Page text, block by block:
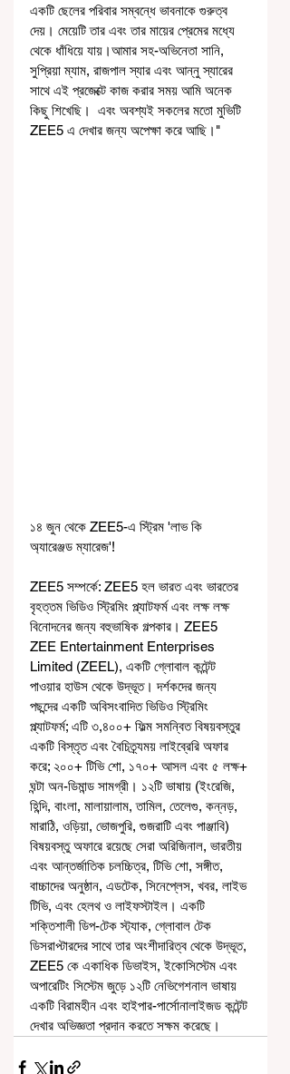
একটি ছেলের পরিবার সম্বন্ধে ভাবনাকে গুরুত্ব
দেয়। মেয়েটি তার এবং তার মায়ের প্রেমের মধ্যে
থেকে ধাঁধিয়ে যায়।আমার সহ-অভিনেতা সানি,
সুপ্রিয়া ম্যাম, রাজপাল স্যার এবং আন্নু স্যারের
সাথে এই প্রজেক্টে কাজ করার সময় আমি অনেক
কিছু শিখেছি।  এবং অবশ্যই সকলের মতো মুভিটি
ZEE5 এ দেখার জন্য অপেক্ষা করে আছি।"
১৪ জুন থেকে ZEE5-এ স্ট্রিম 'লাভ কি
অ্যারেঞ্জড ম্যারেজ'!
ZEE5 সম্পর্কে: ZEE5 হল ভারত এবং ভারতের
বৃহত্তম ভিডিও স্ট্রিমিং প্ল্যাটফর্ম এবং লক্ষ লক্ষ
বিনোদনের জন্য বহুভাষিক গল্পকার। ZEE5
ZEE Entertainment Enterprises
Limited (ZEEL), একটি গ্লোবাল কন্টেন্ট
পাওয়ার হাউস থেকে উদ্ভূত। দর্শকদের জন্য
পছন্দের একটি অবিসংবাদিত ভিডিও স্ট্রিমিং
প্ল্যাটফর্ম; এটি ৩,৪০০+ ফিল্ম সমন্বিত বিষয়বস্তুর
একটি বিস্তৃত এবং বৈচিত্র্যময় লাইব্রেরি অফার
করে; ২০০+ টিভি শো, ১৭০+ আসল এবং ৫ লক্ষ+
ঘন্টা অন-ডিমান্ড সামগ্রী। ১২টি ভাষায় (ইংরেজি,
হিন্দি, বাংলা, মালায়ালাম, তামিল, তেলেগু, কন্নড়,
মারাঠি, ওড়িয়া, ভোজপুরি, গুজরাটি এবং পাঞ্জাবি)
বিষয়বস্তু অফারে রয়েছে সেরা অরিজিনাল, ভারতীয়
এবং আন্তর্জাতিক চলচ্চিত্র, টিভি শো, সঙ্গীত,
বাচ্চাদের অনুষ্ঠান, এডটেক, সিনেপ্লেস, খবর, লাইভ
টিভি, এবং হেলথ ও লাইফস্টাইল। একটি
শক্তিশালী ডিপ-টেক স্ট্যাক, গ্লোবাল টেক
ডিসরাপ্টারদের সাথে তার অংশীদারিত্ব থেকে উদ্ভূত,
ZEE5 কে একাধিক ডিভাইস, ইকোসিস্টেম এবং
অপারেটিং সিস্টেম জুড়ে ১২টি নেভিগেশনাল ভাষায়
একটি বিরামহীন এবং হাইপার-পার্সোনালাইজড কন্টেন্ট
দেখার অভিজ্ঞতা প্রদান করতে সক্ষম করেছে।